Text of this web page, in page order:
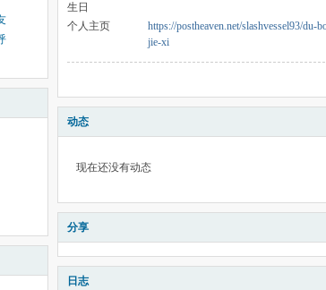
生日
个人主页
https://postheaven.net/slashvessel93/
jie-xi
动态
现在还没有动态
分享
日志